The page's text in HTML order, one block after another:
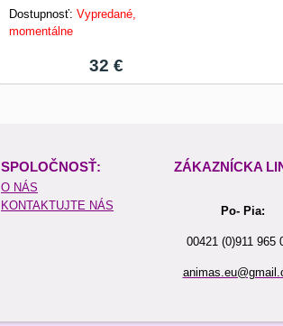
Dostupnosť:Vypredané,
momentálne
32 €
SPOLOČNOSŤ: ZÁKAZNÍCKA
O NÁS
KONTAKTUJTE NÁS
Po- Pia:
00421 (0)911 965